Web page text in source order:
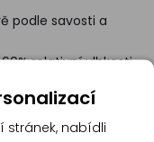
podle savosti a
relativní vlhkosti
stránek, nabídli